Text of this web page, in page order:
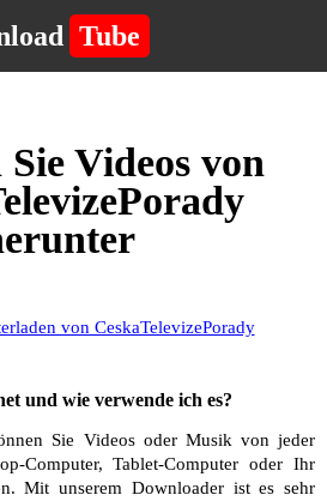
Tube
Sie Videos von
von CeskaTelevizePorady
und wie verwende ich es?
Sie Videos oder Musik von jeder
Computer, Tablet-Computer oder Ihr
Mit unserem Downloader ist es sehr